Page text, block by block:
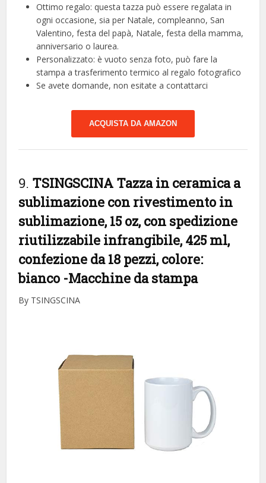
Ottimo regalo: questa tazza può essere regalata in
ogni occasione, sia per Natale, compleanno, San
Valentino, festa del papà, Natale, festa della mamma,
anniversario o laurea.
Personalizzato: è vuoto senza foto, può fare la
stampa a trasferimento termico al regalo fotografico
Se avete domande, non esitate a contattarci
ACQUISTA DA AMAZON
9. TSINGSCINA Tazza in ceramica a
sublimazione con rivestimento in
sublimazione, 15 oz, con spedizione
riutilizzabile infrangibile, 425 ml,
confezione da 18 pezzi, colore:
bianco -Macchine da stampa
By TSINGSCINA